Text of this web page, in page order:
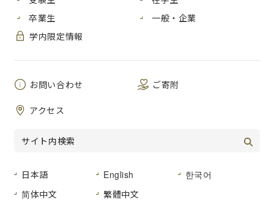
卒業生
一般・企業
学内限定情報
アクセス
お問い合わせ ご寄附
日本語
English
简体中文
繁體中文
한국어
2021年５月31日（月）～食堂の営業再開まで
【開場時間】
8：30～18：00
また、食堂・喫茶については、食堂・喫茶の休業について
５月20日（木）～６月９日（水）までが休業となっておりま
FAX：(082) 830-1529
E-mail：gakusei＆m.hiroshima-cu.ac.jp